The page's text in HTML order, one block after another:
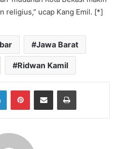
religius,” ucap Kang Emil. [*]
Jawa Barat
Ridwan Kamil
LinkedInPinterestShare via Email Print